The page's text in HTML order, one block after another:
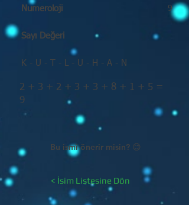
Numeroloji
Sayı Değeri
9
K - U - T - L - U - H - A - N
2 + 3 + 2 + 3 + 3 + 8 + 1 + 5 =
9
Bu ismi önerir misin? 😊
< İsim Listesine Dön